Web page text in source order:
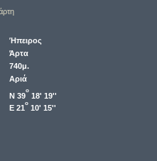
Ήπειρος
Άρτα
740μ.
Αριά
Ν 39
o
18' 19''
Ε 21
o
10' 15''